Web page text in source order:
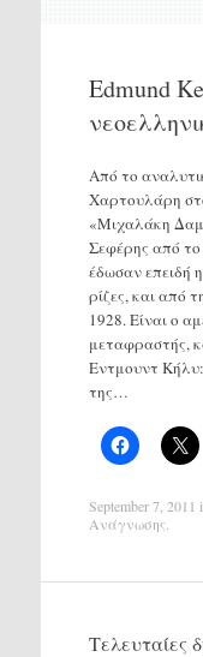
Edmund
Από το
Χαρτουλάρη
«Μιχαλάκη
Σεφέρης από
έδωσαν επειδή
ρίζες, και από
1928. Είναι ο
μεταφραστής,
Εντμουντ
της…
September 7, 2011
Ανάγνωσης.
Τελευταίες